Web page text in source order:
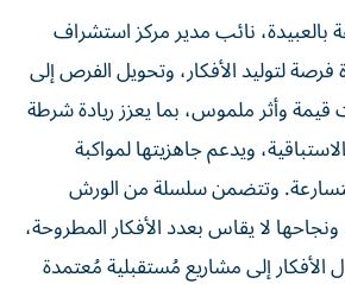
بالعبيدة، نائب مدير مركز استشراف
فرصة لتوليد الأفكار، وتحويل الفرص إلى
وأثر ملموس، بما يعزز ريادة شرطة
ويدعم جاهزيتها لمواكبة
وتتضمن سلسلة من الورش
لا يقاس بعدد الأفكار المطروحة،
الأفكار إلى مشاريع مُستقبلية مُعتمدة